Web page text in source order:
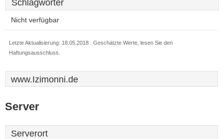
Schlagwörter
Nicht verfügbar
Letzte Aktualisierung: 18.05.2018 . Geschätzte Werte, lesen Sie den
Haftungsausschluss.
www.Izimonni.de
Server
Serverort